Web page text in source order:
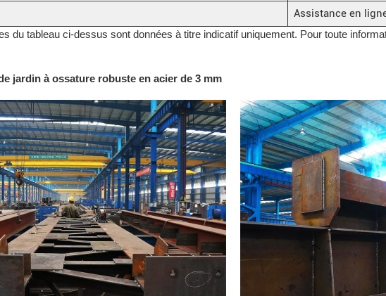
Assistance en
du tableau ci-dessus sont données à titre indicatif uniquement. Pour toute
jardin à ossature robuste en acier de 3 mm